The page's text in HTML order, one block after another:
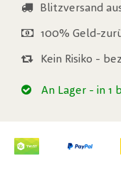
Blitzversand
100% Geld-
Kein Risiko -
An Lager - in 1